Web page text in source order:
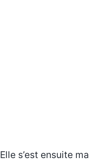
Elle s’est ensuite